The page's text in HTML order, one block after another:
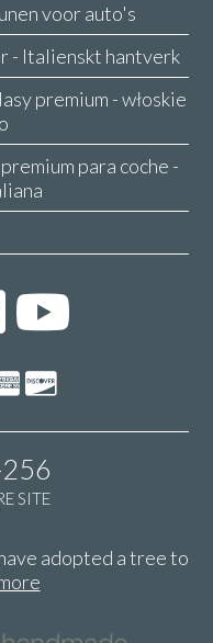
voor auto's
- Italienskt hantverk
premium - włoskie
para coche -
256
SITE
adopted a tree to